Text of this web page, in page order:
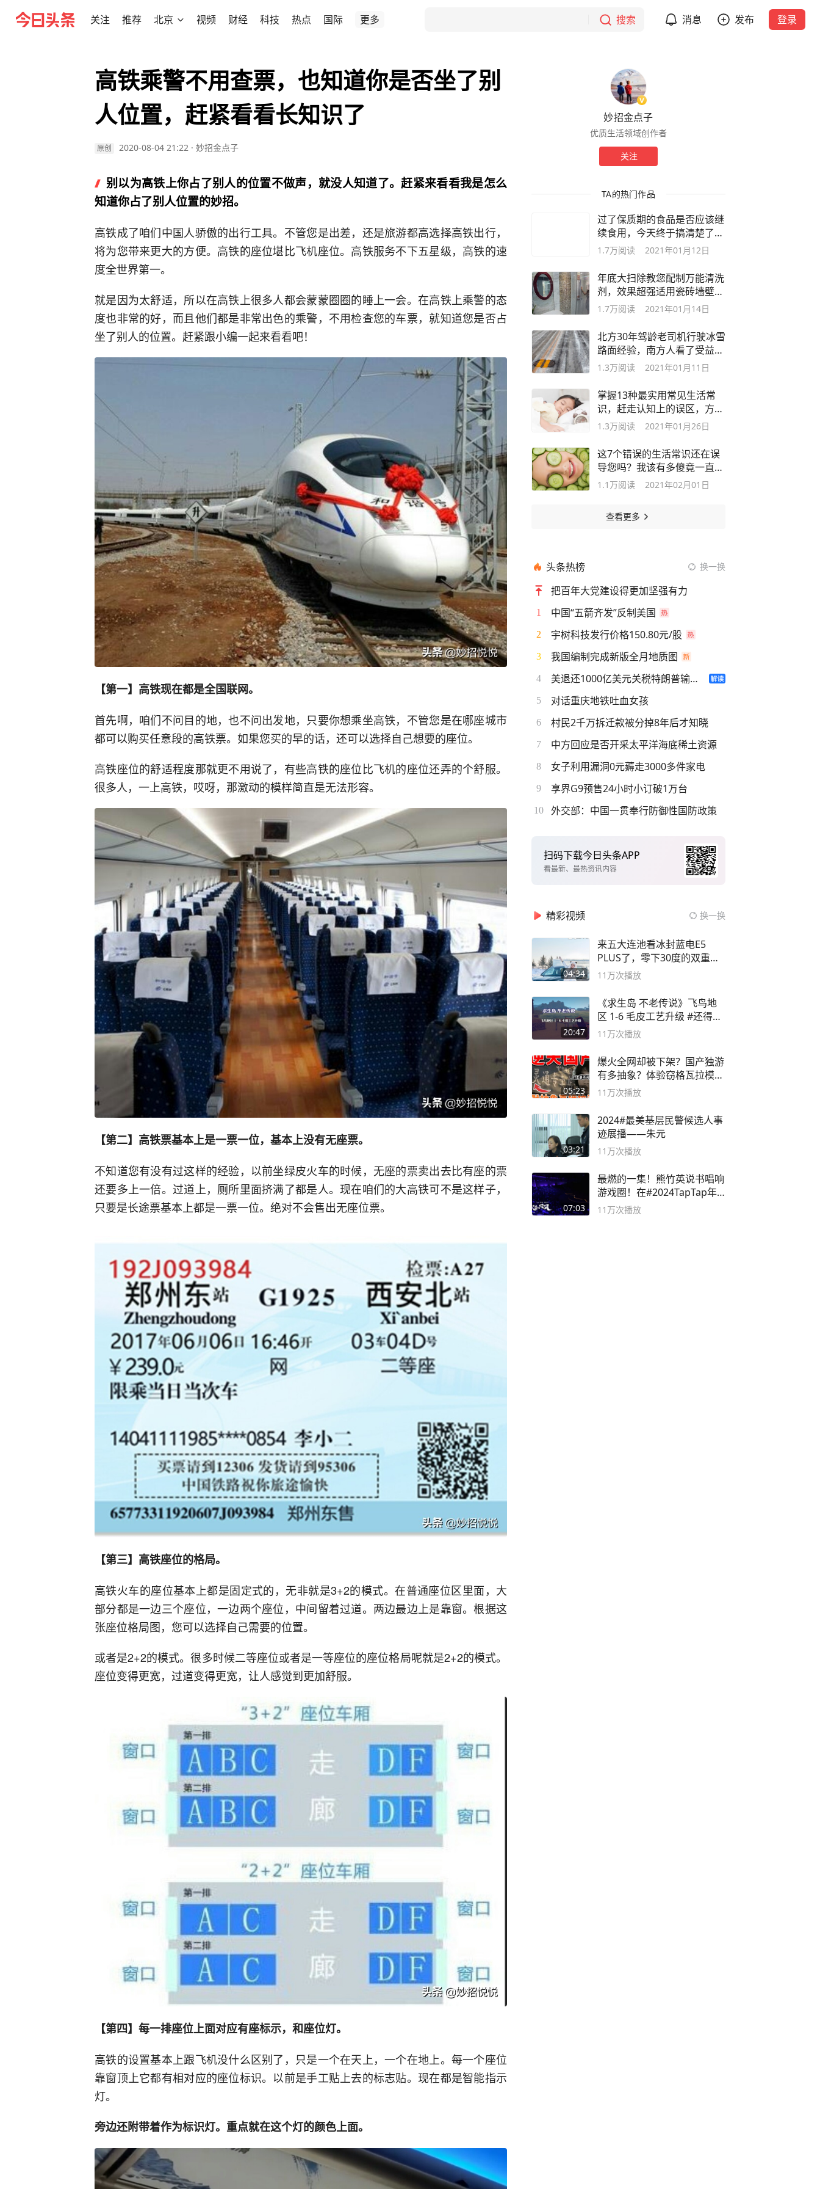
关注 推荐 北京 视频 财经 科技 热点 国际 更多 搜索 消息 发布 登录
高铁乘警不用查票，也知道你是否坐了别
人位置，赶紧看看长知识了
原创 2020-08-04 21:22 · 妙招金点子
别以为高铁上你占了别人的位置不做声，就没人知道了。赶紧来看看我是怎么
知道你占了别人位置的妙招。
高铁成了咱们中国人骄傲的出行工具。不管您是出差，还是旅游都高选择高铁出行，
将为您带来更大的方便。高铁的座位堪比飞机座位。高铁服务不下五星级，高铁的速
度全世界第一。
就是因为太舒适，所以在高铁上很多人都会蒙蒙圈圈的睡上一会。在高铁上乘警的态
度也非常的好，而且他们都是非常出色的乘警，不用检查您的车票，就知道您是否占
坐了别人的位置。赶紧跟小编一起来看看吧！
【第一】高铁现在都是全国联网。
首先啊，咱们不问目的地，也不问出发地，只要你想乘坐高铁，不管您是在哪座城市
都可以购买任意段的高铁票。如果您买的早的话，还可以选择自己想要的座位。
高铁座位的舒适程度那就更不用说了，有些高铁的座位比飞机的座位还弄的个舒服。
很多人，一上高铁，哎呀，那激动的模样简直是无法形容。
【第二】高铁票基本上是一票一位，基本上没有无座票。
不知道您有没有过这样的经验，以前坐绿皮火车的时候，无座的票卖出去比有座的票
还要多上一倍。过道上，厕所里面挤满了都是人。现在咱们的大高铁可不是这样子，
只要是长途票基本上都是一票一位。绝对不会售出无座位票。
【第三】高铁座位的格局。
高铁火车的座位基本上都是固定式的，无非就是3+2的模式。在普通座位区里面，大
部分都是一边三个座位，一边两个座位，中间留着过道。两边最边上是靠窗。根据这
张座位格局图，您可以选择自己需要的位置。
或者是2+2的模式。很多时候二等座位或者是一等座位的座位格局呢就是2+2的模式。
座位变得更宽，过道变得更宽，让人感觉到更加舒服。
【第四】每一排座位上面对应有座标示，和座位灯。
高铁的设置基本上跟飞机没什么区别了，只是一个在天上，一个在地上。每一个座位
靠窗顶上它都有相对应的座位标识。以前是手工贴上去的标志贴。现在都是智能指示
灯。
旁边还附带着作为标识灯。重点就在这个灯的颜色上面。
妙招金点子
优质生活领域创作者
关注
TA的热门作品
过了保质期的食品是否应该继
续食用，今天终于搞清楚了，
强力推荐
1.7万阅读 2021年01月12日
年底大扫除教您配制万能清洗
剂，效果超强适用瓷砖墙壁油
烟机门窗
1.7万阅读 2021年01月14日
北方30年驾龄老司机行驶冰雪
路面经验，南方人看了受益匪
浅，牛
1.3万阅读 2021年01月11日
掌握13种最实用常见生活常
识，赶走认知上的误区，方法
简单有效
1.3万阅读 2021年01月26日
这7个错误的生活常识还在误
导您吗？我该有多傻竟一直认
为是对的
1.1万阅读 2021年02月01日
查看更多
头条热榜 换一换
把百年大党建设得更加坚强有力
1 中国“五箭齐发”反制美国
2 宇树科技发行价格150.80元/股
3 我国编制完成新版全月地质图
4 美退还1000亿美元关税特朗普输了吗
5 对话重庆地铁吐血女孩
6 村民2千万拆迁款被分掉8年后才知晓
7 中方回应是否开采太平洋海底稀土资源
8 女子利用漏洞0元薅走3000多件家电
9 享界G9预售24小时小订破1万台
10 外交部：中国一贯奉行防御性国防政策
扫码下载今日头条APP
看最新、最热资讯内容
精彩视频 换一换
04:34
来五大连池看冰封蓝电E5
PLUS了，零下30度的双重冰
封40小时全录
11万次播放
20:47
《求生岛 不老传说》飞鸟地
区 1-6 毛皮工艺升级 #还得是
主机大作
11万次播放
05:23
爆火全网却被下架？国产独游
有多抽象？体验窃格瓦拉模拟
器！
11万次播放
03:21
2024#最美基层民警候选人事
迹展播——朱元
11万次播放
07:03
最燃的一集！熊竹英说书唱响
游戏圈！在#2024TapTap年
度游戏大赏
11万次播放